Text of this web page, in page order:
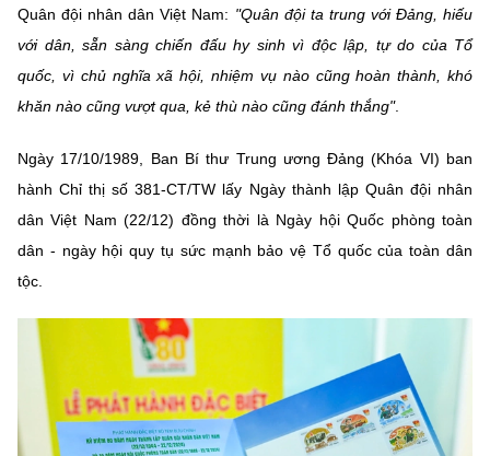
Giám đốc Trung tâm Truyền thông Khoa học và Công nghệ.
Liên hệ
Điện thoại: 024 3936 9506
Email:stc@mst.gov.vn
(Ghi rõ nguồn "https://mst.gov.vn" khi phát hành lại thông tin từ
website này)
Quân đội nhân dân Việt Nam: "Quân đội ta trung với Đảng, hiếu
với dân, sẵn sàng chiến đấu hy sinh vì độc lập, tự do của Tổ
quốc, vì chủ nghĩa xã hội, nhiệm vụ nào cũng hoàn thành, khó
khăn nào cũng vượt qua, kẻ thù nào cũng đánh thắng".
Ngày 17/10/1989, Ban Bí thư Trung ương Đảng (Khóa VI) ban
hành Chỉ thị số 381-CT/TW lấy Ngày thành lập Quân đội nhân
dân Việt Nam (22/12) đồng thời là Ngày hội Quốc phòng toàn
dân - ngày hội quy tụ sức mạnh bảo vệ Tổ quốc của toàn dân
tộc.